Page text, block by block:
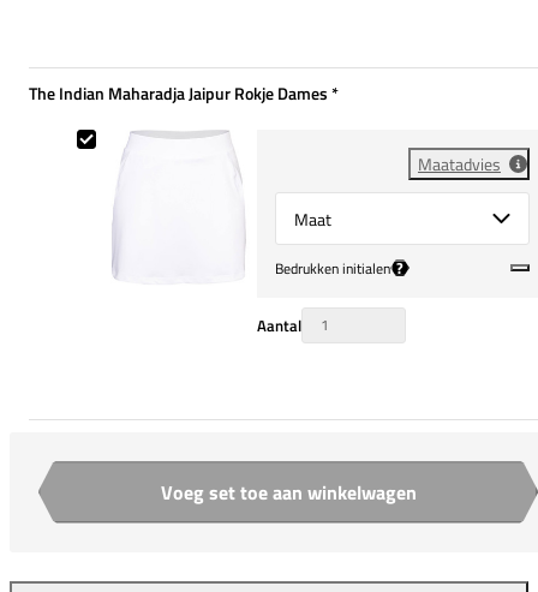
The Indian Maharadja Jaipur Rokje Dames*
Maatadvies
Select {option} for {name}
Bedrukken initialen ?
Aantal
The Indian Maharadja Jaipur Rokje Dames
Aantal Voeg set toe aan winkelwagen